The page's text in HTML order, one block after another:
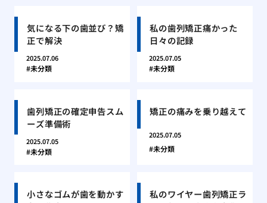
気になる下の歯並び？矯
正で解決
2025.07.06
未分類
私の歯列矯正痛かった
日々の記録
2025.07.05
未分類
歯列矯正の確定申告スム
ーズ準備術
2025.07.05
未分類
矯正の痛みを乗り越えて
2025.07.05
未分類
小さなゴムが歯を動かす
私のワイヤー歯列矯正ラ